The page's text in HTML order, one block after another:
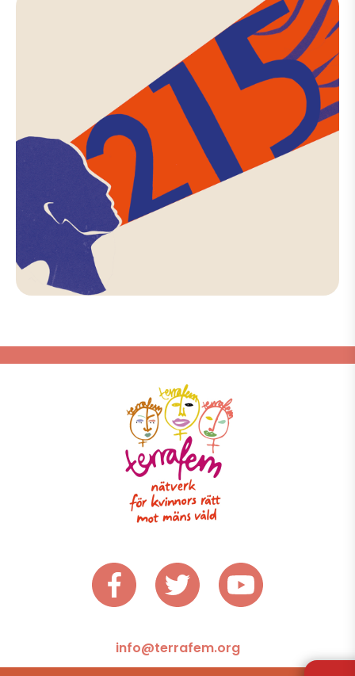
info@terrafem.org